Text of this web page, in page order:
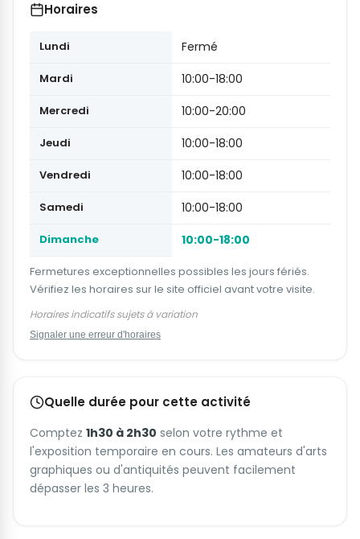
Horaires
Lundi Fermé
Mardi 10:00-18:00
Mercredi 10:00-20:00
Jeudi 10:00-18:00
Vendredi 10:00-18:00
Samedi 10:00-18:00
Dimanche 10:00-18:00
Fermetures exceptionnelles possibles les jours fériés.
Vérifiez les horaires sur le site officiel avant votre visite.
Horaires indicatifs sujets à variation
Signaler une erreur d'horaires
Quelle durée pour cette activité
Comptez 1h30 à 2h30 selon votre rythme et
l'exposition temporaire en cours. Les amateurs d'arts
graphiques ou d'antiquités peuvent facilement
dépasser les 3 heures.